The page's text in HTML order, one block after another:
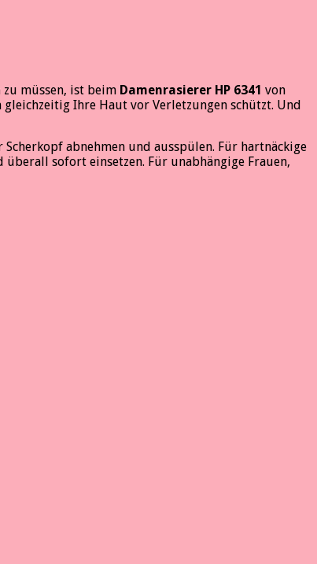
zu müssen, ist beim Damenrasierer HP 6341 von
Ihre Haut vor Verletzungen schützt. Und
abnehmen und ausspülen. Für hartnäckige
sofort einsetzen. Für unabhängige Frauen,